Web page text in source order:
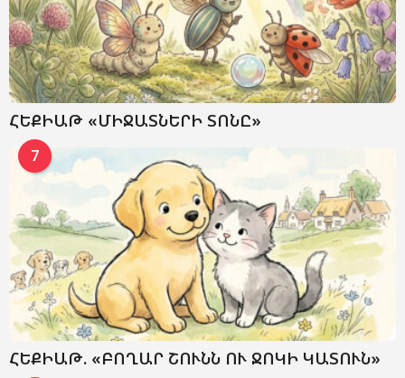
ՀԵՔԻԱԹ «ՄԻՋԱՏՆԵՐԻ ՏՈՆԸ»
7
ՀԵՔԻԱԹ. «ԲՈՂԱՐ ՇՈՒՆՆ ՈՒ ՋՈԿԻ ԿԱՏՈՒՆ»